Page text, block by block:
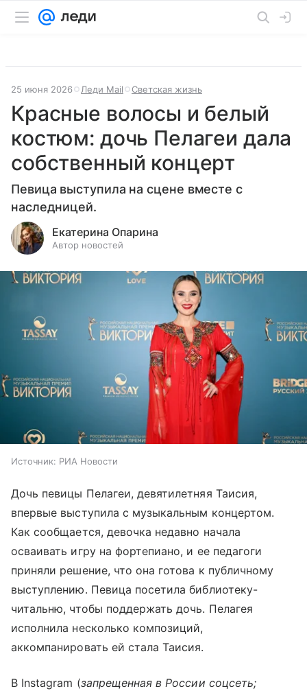
25 июня 2026 Леди Mail Светская жизнь
Красные волосы и белый
костюм: дочь Пелагеи дала
собственный концерт
Певица выступила на сцене вместе с
наследницей.
Екатерина Опарина
Автор новостей
Источник: РИА Новости
Дочь певицы Пелагеи, девятилетняя Таисия,
впервые выступила с музыкальным концертом.
Как сообщается, девочка недавно начала
осваивать игру на фортепиано, и ее педагоги
приняли решение, что она готова к публичному
выступлению. Певица посетила библиотеку-
читальню, чтобы поддержать дочь. Пелагея
исполнила несколько композиций,
аккомпанировать ей стала Таисия.
В Instagram (запрещенная в России соцсеть;